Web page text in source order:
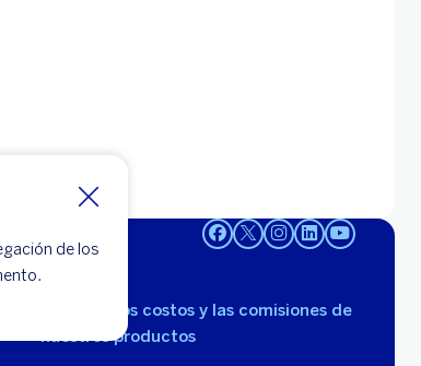
de los
Consulta los costos y las comisiones de
nuestros productos